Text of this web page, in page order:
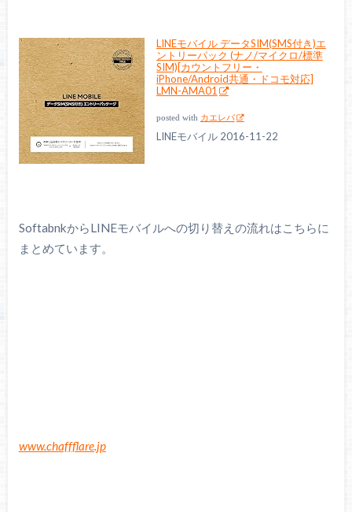
LINEモバイル データSIM(SMS付き)エ
ントリーパック (ナノ/マイクロ/標準
SIM)[カウントフリー・
iPhone/Android共通・ドコモ対応]
LMN-AMA01
posted with カエレバ
LINEモバイル 2016-11-22
SoftabnkからLINEモバイルへの切り替えの流れはこちらに
まとめています。
www.chaffflare.jp